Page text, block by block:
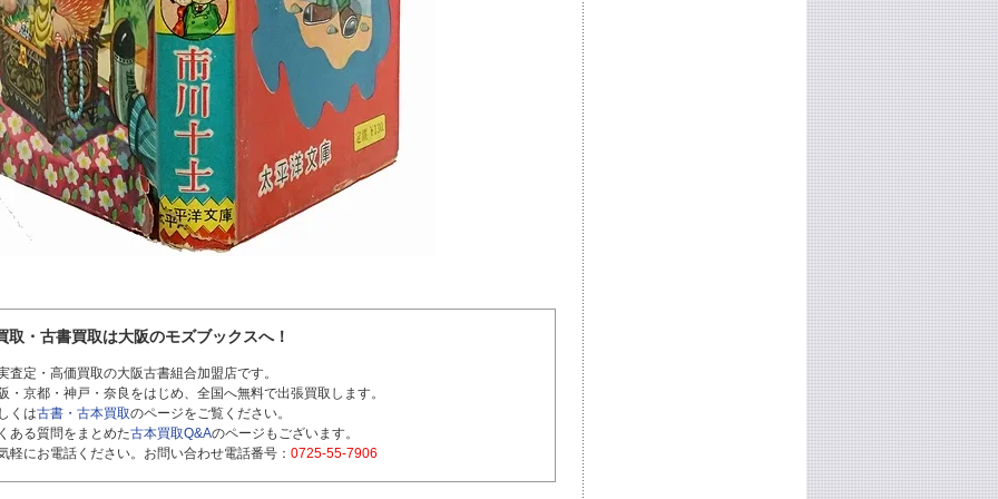
取・古書買取は大阪のモズブックスへ！
査定・高価買取の大阪古書組合加盟店です。
・京都・神戸・奈良をはじめ、全国へ無料で出張買取します。
くは古書・古本買取のページをご覧ください。
ある質問をまとめた古本買取Q&Aのページもございます。
軽にお電話ください。お問い合わせ電話番号： 0725-55-7906